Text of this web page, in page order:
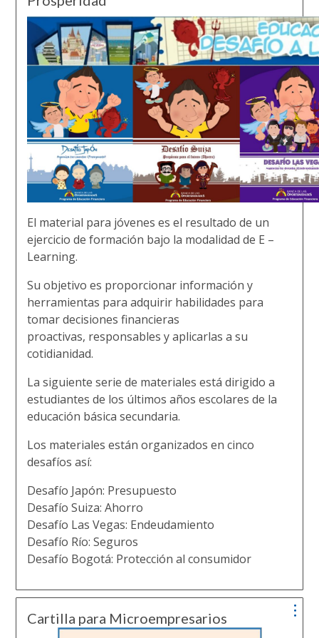
El material para jóvenes es el resultado de un
ejercicio de formación bajo la modalidad de E –
Learning.
Su objetivo es proporcionar información y
herramientas para adquirir habilidades para
tomar decisiones financieras
proactivas, responsables y aplicarlas a su
cotidianidad.
La siguiente serie de materiales está dirigido a
estudiantes de los últimos años escolares de la
educación básica secundaria.
Los materiales están organizados en cinco
desafíos así:
Desafío Japón: Presupuesto
Desafío Suiza: Ahorro
Desafío Las Vegas: Endeudamiento
Desafío Río: Seguros
Desafío Bogotá: Protección al consumidor
Cartilla para Microempresarios